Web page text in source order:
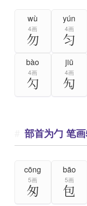
wù
4画
勿
yún
4画
匀
bào
4画
勽
jiū
4画
勼
部首为勹 笔
cōng
5画
匆
bāo
5画
包